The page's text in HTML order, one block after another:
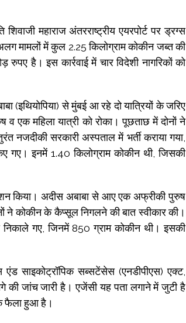
महाराज अंतरराष्ट्रीय एयरपोर्ट पर ड्रग्स
मामलों में कुल 2.25 किलोग्राम कोकीन जब्त की
है। इस कार्रवाई में चार विदेशी नागरिकों को
(इथियोपिया) से मुंबई आ रहे दो यात्रियों के जरिए
एक महिला यात्री को रोका। पूछताछ में दोनों ने
नजदीकी सरकारी अस्पताल में भर्ती कराया गया,
गए। इनमें 1.40 किलोग्राम कोकीन थी, जिसकी
अदीस अबाबा से आए एक अफ्रीकी पुरुष
ने कोकीन के कैप्सूल निगलने की बात स्वीकार की।
गए, जिनमें 850 ग्राम कोकीन थी। इसकी
एंड साइकोट्रॉपिक सब्सटेंसेस (एनडीपीएस) एक्ट,
की जांच जारी है। एजेंसी यह पता लगाने में जुटी है
फैला हुआ है।